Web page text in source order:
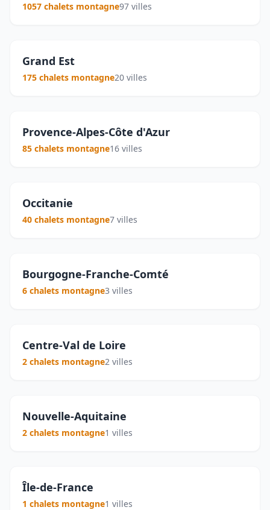
1057 chalets montagne97 villes
Grand Est
175 chalets montagne20 villes
Provence-Alpes-Côte d'Azur
85 chalets montagne16 villes
Occitanie
40 chalets montagne7 villes
Bourgogne-Franche-Comté
6 chalets montagne3 villes
Centre-Val de Loire
2 chalets montagne2 villes
Nouvelle-Aquitaine
2 chalets montagne1 villes
Île-de-France
1 chalets montagne1 villes